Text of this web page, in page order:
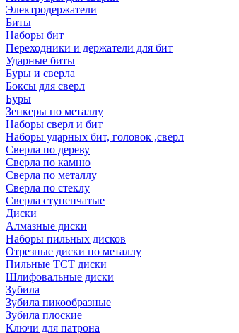
Электродержатели
Биты
Наборы бит
Переходники и держатели для бит
Ударные биты
Буры и сверла
Боксы для сверл
Буры
Зенкеры по металлу
Наборы сверл и бит
Наборы ударных бит, головок ,сверл
Сверла по дереву
Сверла по камню
Сверла по металлу
Сверла по стеклу
Сверла ступенчатые
Диски
Алмазные диски
Наборы пильных дисков
Отрезные диски по металлу
Пильные TCT диски
Шлифовальные диски
Зубила
Зубила пикообразные
Зубила плоские
Ключи для патрона